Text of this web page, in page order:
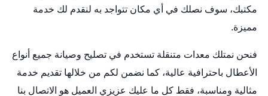
مكتبك، سوف نصلك في أي مكان تتواجد به لنقدم لك خدمة
مميزة.
فنحن نمتلك معدات متنقلة تستخدم في تصليح وصيانة جميع أنواع
الأعطال باحترافية عالية، كما نضمن لكم من خلالها تقديم خدمة
مثالية ومناسبة، فقط كل ما عليك عزيزي العميل هو الاتصال بنا